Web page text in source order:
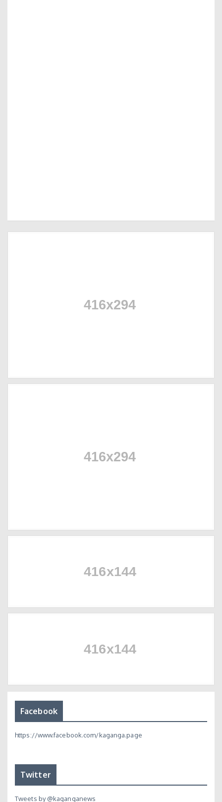
Facebook
https://www.facebook.com/kaganga.page
Twitter
Tweets by @kaganganews